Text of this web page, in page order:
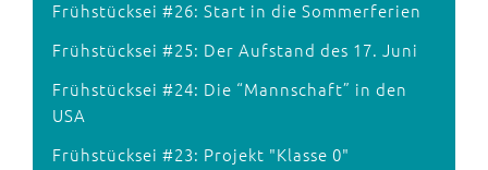
Frühstücksei #26: Start in die Sommerferien
Frühstücksei #25: Der Aufstand des 17. Juni
Frühstücksei #24: Die “Mannschaft” in den
USA
Frühstücksei #23: Projekt "Klasse 0"